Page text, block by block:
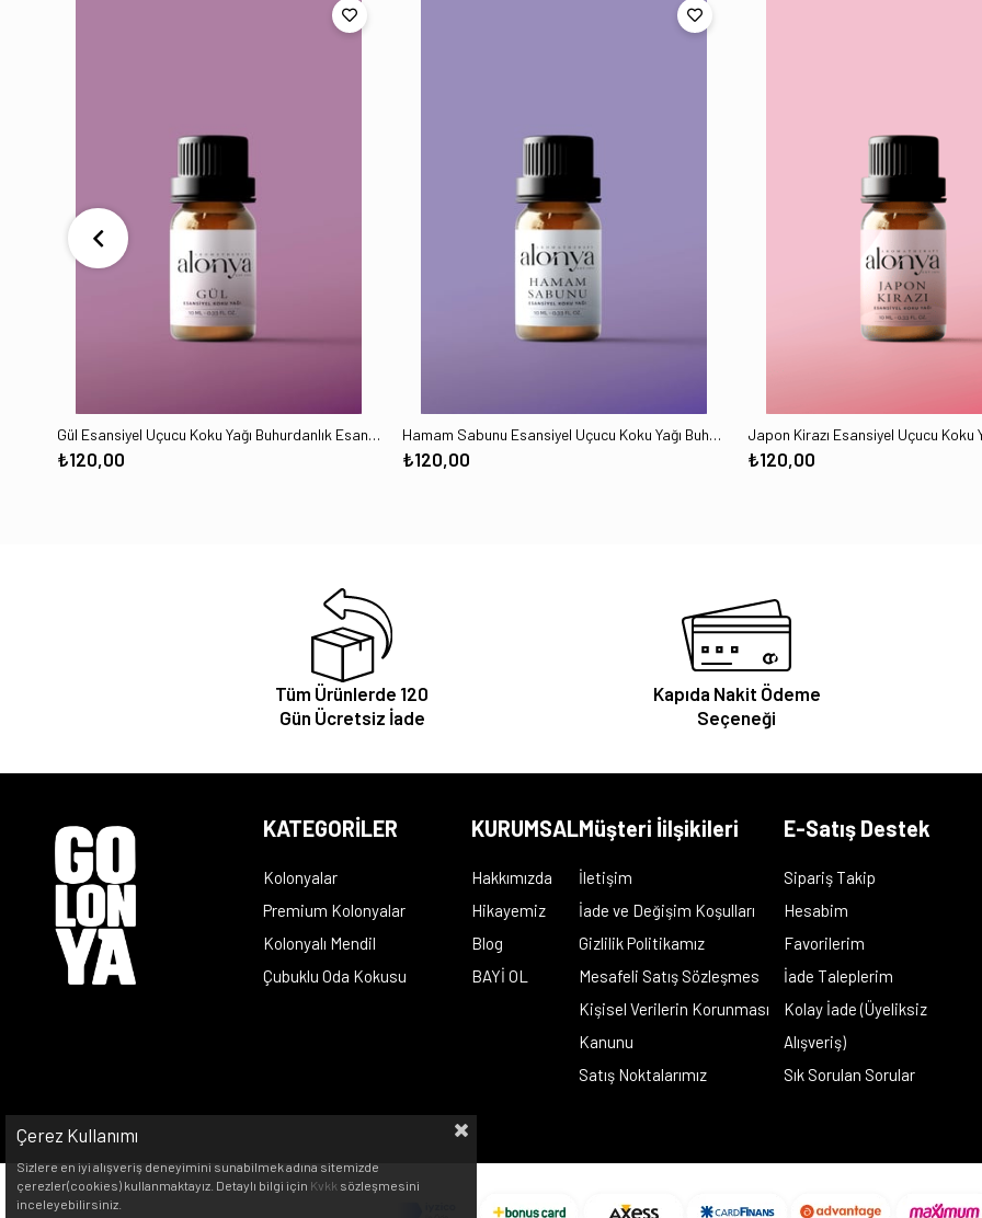
Gül Esansiyel Uçucu Koku Yağı Buhurdanlık Esansı Oda Kokusu ve Aromaterapi Yağı 10 ML
₺120,00
Hamam Sabunu Esansiyel Uçucu Koku Yağı Buhurdanlık Esansı Oda Kokusu Aromaterapi Yağı 10 ML
₺120,00 ₺120,00
Tüm Ürünlerde 120
Gün Ücretsiz İade
Kapıda Nakit Ödeme
Seçeneği
KATEGORİLER
Kolonyalar
Premium Kolonyalar
Kolonyalı Mendil
Çubuklu Oda Kokusu
KURUMSAL
Hakkımızda
Hikayemiz
Blog
BAYİ OL
Müşteri İilşikileri
İletişim
İade ve Değişim Koşulları
Gizlilik Politikamız
Mesafeli Satış Sözleşmes
Kişisel Verilerin Korunması
Kanunu
Satış Noktalarımız
E-Satış Destek
Sipariş Takip
Hesabim
Favorilerim
İade Taleplerim
Kolay İade (Üyeliksiz
Alışveriş)
Sık Sorulan Sorular
Çerez Kullanımı
Sizlere en iyi alışveriş deneyimini sunabilmek adına sitemizde
çerezler(cookies) kullanmaktayız. Detaylı bilgi için Kvkk sözleşmesini
inceleyebilirsiniz.